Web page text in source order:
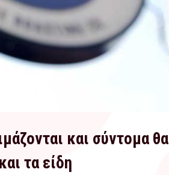
και σύντομα θα
τα είδη